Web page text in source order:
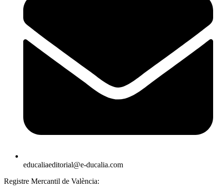
educaliaeditorial@e-ducalia.com
Registre Mercantil de València: